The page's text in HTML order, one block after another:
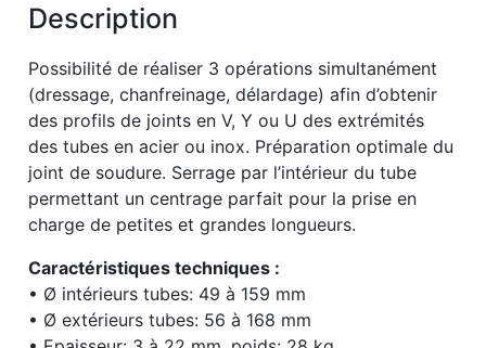
Description
Possibilité de réaliser 3 opérations simultanément
(dressage, chanfreinage, délardage) afin d’obtenir
des profils de joints en V, Y ou U des extrémités
des tubes en acier ou inox. Préparation optimale du
joint de soudure. Serrage par l’intérieur du tube
permettant un centrage parfait pour la prise en
charge de petites et grandes longueurs.
Caractéristiques techniques :
• Ø intérieurs tubes: 49 à 159 mm
• Ø extérieurs tubes: 56 à 168 mm